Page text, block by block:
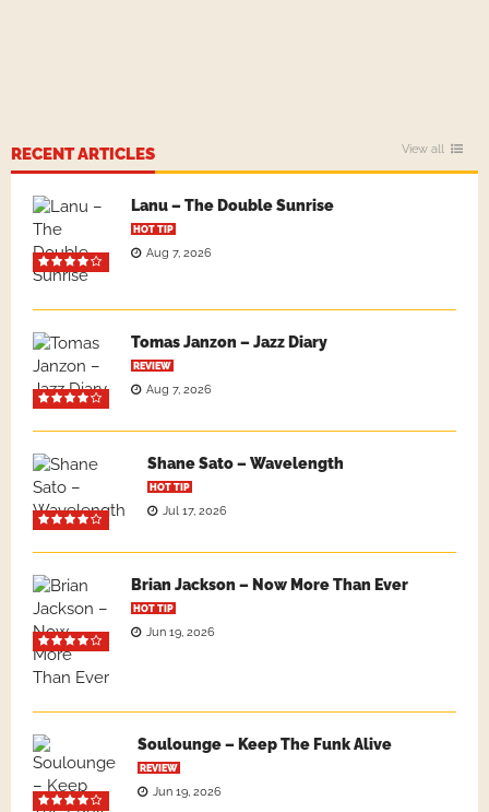
RECENT ARTICLES View all
Lanu – The Double Sunrise
HOT TIP
Aug 7, 2026
Tomas Janzon – Jazz Diary
REVIEW
Aug 7, 2026
Shane Sato – Wavelength
HOT TIP
Jul 17, 2026
Brian Jackson – Now More Than Ever
HOT TIP
Jun 19, 2026
Soulounge – Keep The Funk Alive
REVIEW
Jun 19, 2026